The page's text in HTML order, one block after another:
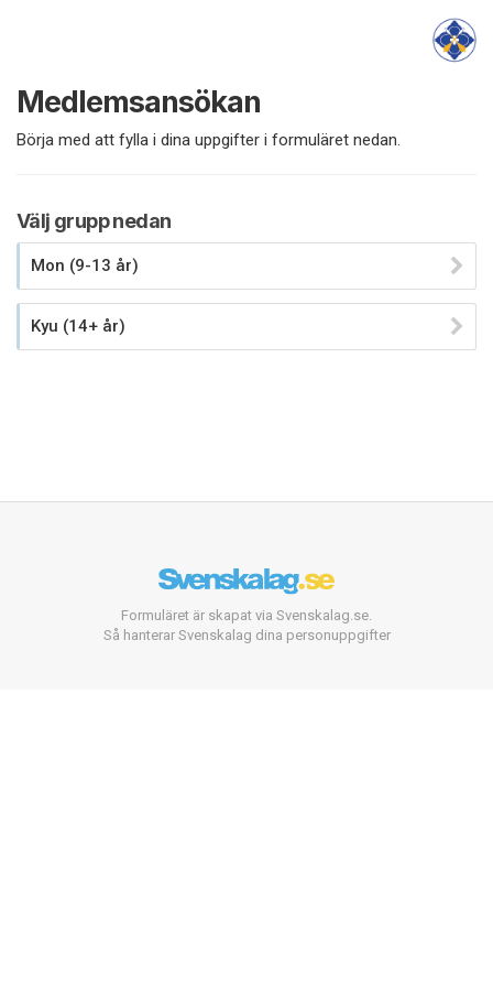
Medlemsansökan
Börja med att fylla i dina uppgifter i formuläret nedan.
Välj grupp nedan
Mon (9-13 år)
Kyu (14+ år)
Formuläret är skapat via Svenskalag.se.
Så hanterar Svenskalag dina personuppgifter